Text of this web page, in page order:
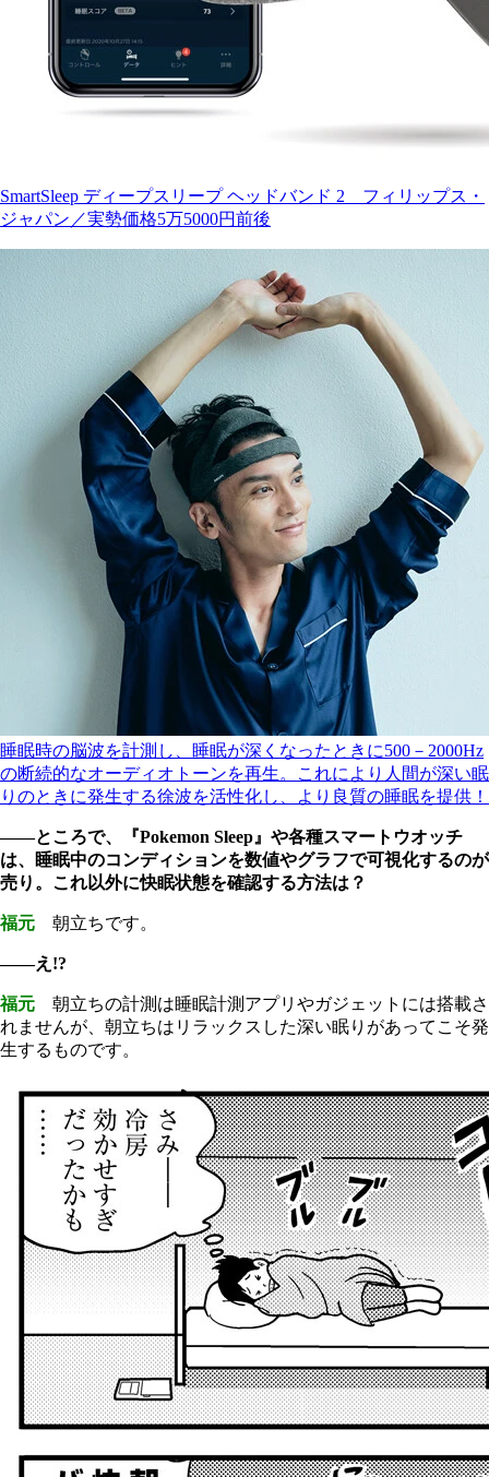
SmartSleep ディープスリープ ヘッドバンド 2 フィリップス・
ジャパン／実勢価格5万5000円前後
睡眠時の脳波を計測し、睡眠が深くなったときに500－2000Hz
の断続的なオーディオトーンを再生。これにより人間が深い眠
りのときに発生する徐波を活性化し、より良質の睡眠を提供！
――ところで、『Pokemon Sleep』や各種スマートウオッチ
は、睡眠中のコンディションを数値やグラフで可視化するのが
売り。これ以外に快眠状態を確認する方法は？
福元 朝立ちです。
――え!?
福元 朝立ちの計測は睡眠計測アプリやガジェットには搭載さ
れませんが、朝立ちはリラックスした深い眠りがあってこそ発
生するものです。